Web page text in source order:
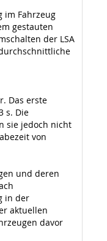
im Fahrzeug
gestauten
der LSA
Das erste
s. Die
sie jedoch nicht
von
und deren
in der
aktuellen
davor